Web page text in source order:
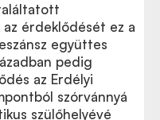
érdeklődését ez a
együttes
pedig
az Erdélyi
szórvánnyá
szülőhelyévé